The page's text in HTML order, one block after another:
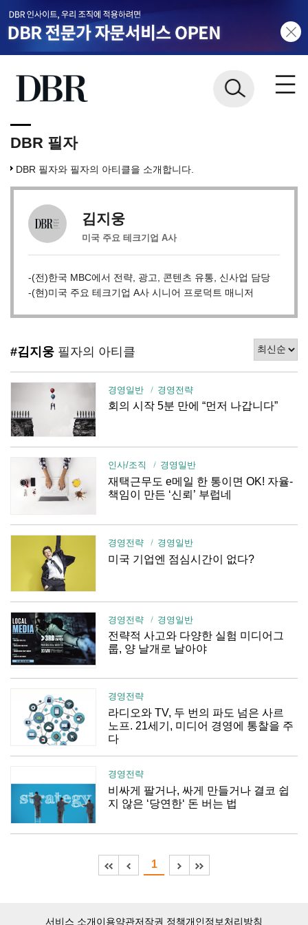
DBR 필자
DBR 필자와 필자의 아티클을 소개합니다.
김지웅
미국 주요 테크기업 A사
-(전)한국 MBC에서 전략, 광고, 콘텐츠 유통, 신사업 담당
-(현)미국 주요 테크기업 A사 시니어 프로덕트 매니저
#김지웅 필자의 아티클
경영일반 경영전략
회의 시작 5분 만에 “먼저 나갑니다”
인사/조직 경영일반
재택근무도 e메일 한 통이면 OK! 자율-
책임이 만든 ‘신뢰’ 부럽네
경영전략 경영일반
미국 기업엔 점심시간이 없다?
경영전략 경영일반
전략적 사고와 다양한 실험 미디어그
룹, 양 날개로 날아야
경영전략
라디오와 TV, 두 번의 파도 넘은 사르
노프. 21세기, 미디어 경영에 통찰을 주
다
경영전략
비싸게 팔거나, 싸게 만들거나 결코 쉽
지 않은 ‘당연한‘ 돈 버는 법
1
서비스 소개이용약관저작권 정책개인정보처리방침